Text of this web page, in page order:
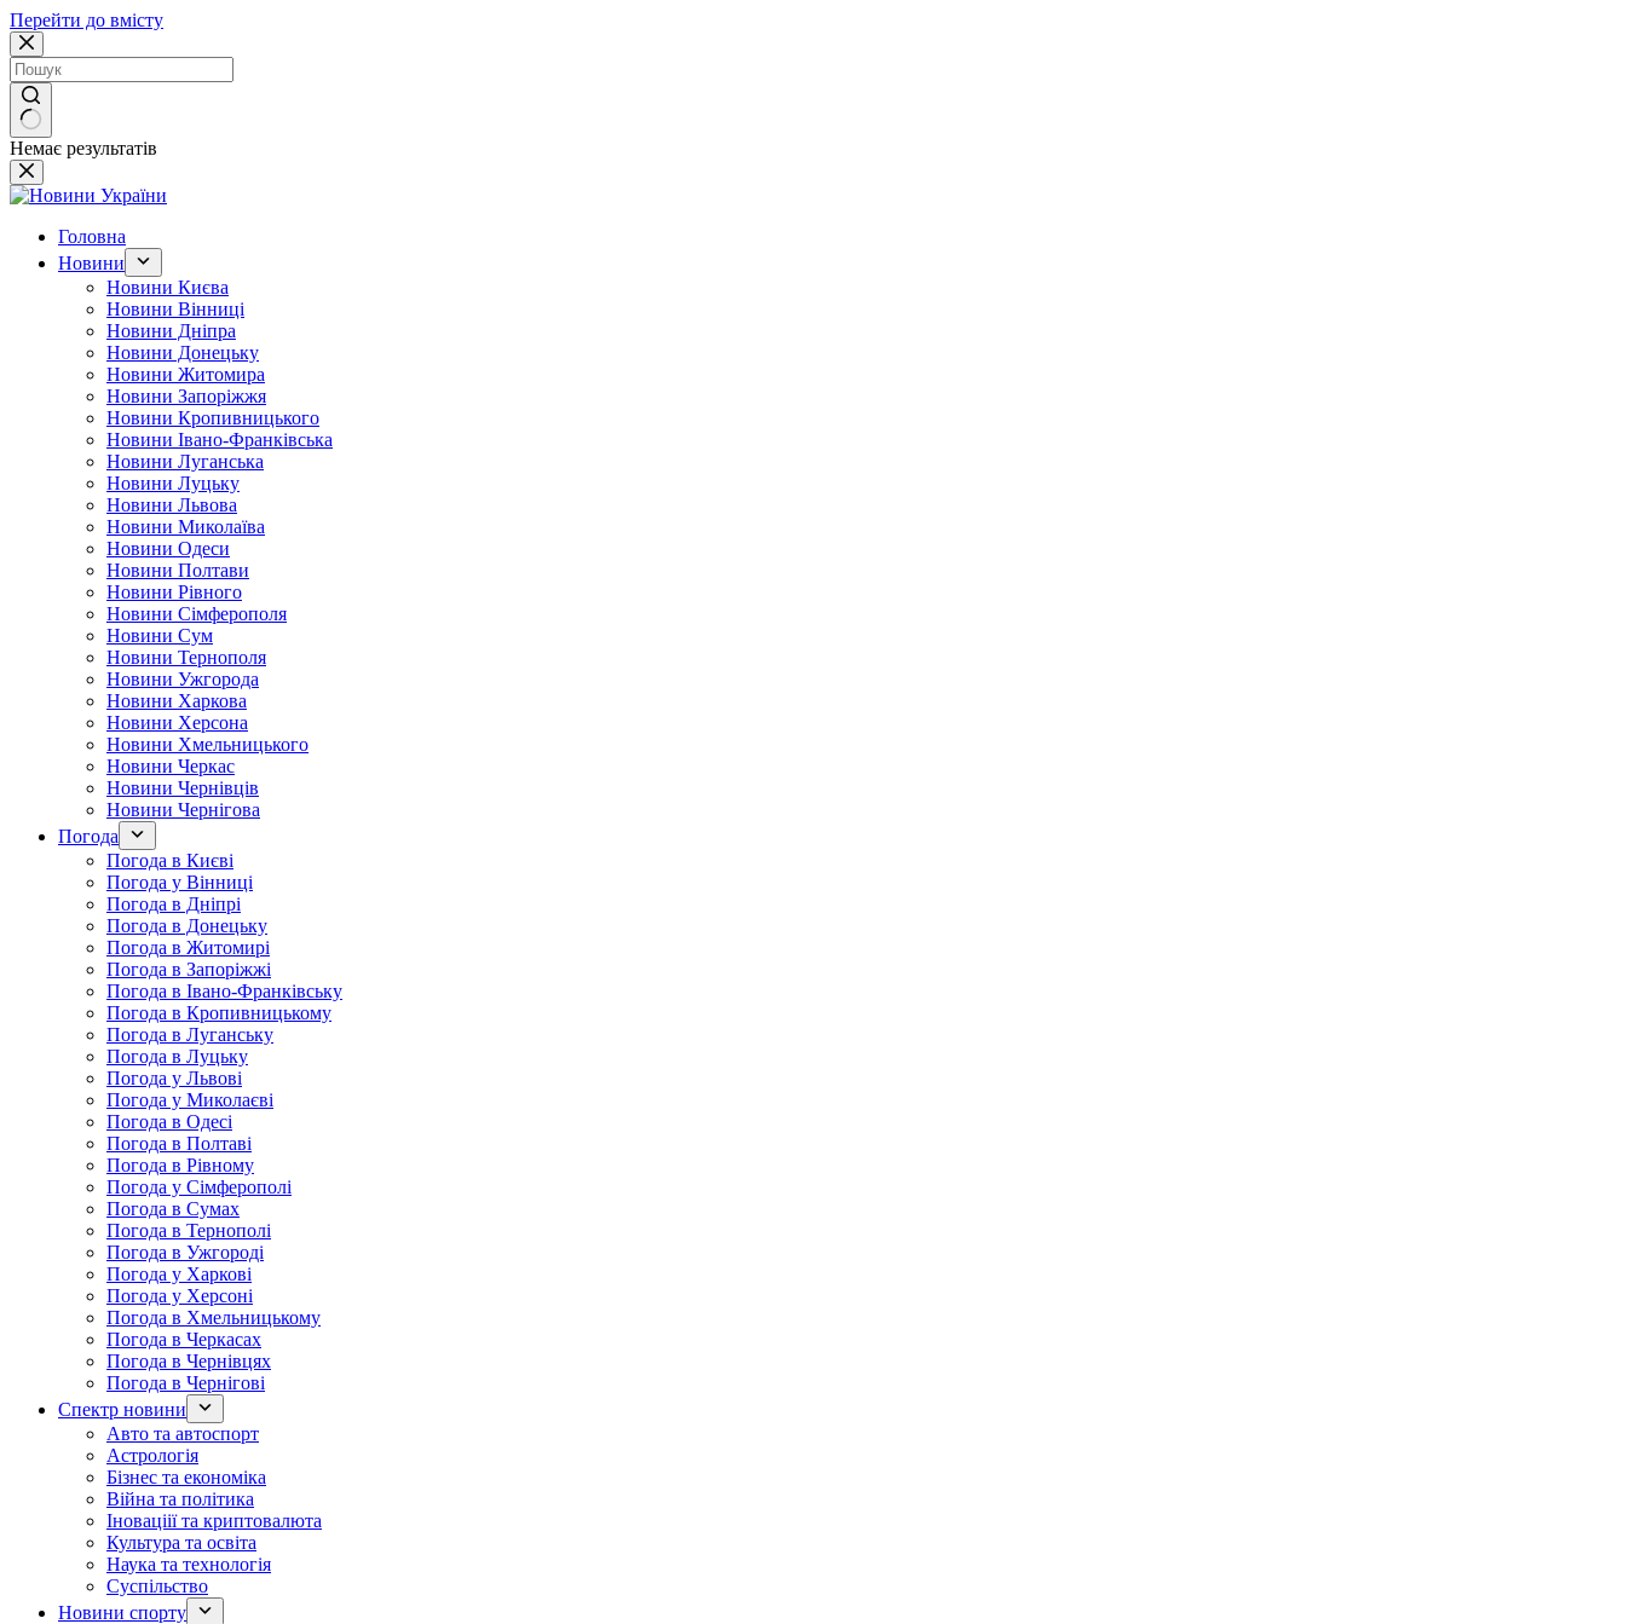
Перейти до вмісту
Немає результатів
Головна
Новини
Новини Києва
Новини Вінниці
Новини Дніпра
Новини Донецьку
Новини Житомира
Новини Запоріжжя
Новини Кропивницького
Новини Івано-Франківська
Новини Луганська
Новини Луцьку
Новини Львова
Новини Миколаїва
Новини Одеси
Новини Полтави
Новини Рівного
Новини Сімферополя
Новини Сум
Новини Тернополя
Новини Ужгорода
Новини Харкова
Новини Херсона
Новини Хмельницького
Новини Черкас
Новини Чернівців
Новини Чернігова
Погода
Погода в Києві
Погода у Вінниці
Погода в Дніпрі
Погода в Донецьку
Погода в Житомирі
Погода в Запоріжжі
Погода в Івано-Франківську
Погода в Кропивницькому
Погода в Луганську
Погода в Луцьку
Погода у Львові
Погода у Миколаєві
Погода в Одесі
Погода в Полтаві
Погода в Рівному
Погода у Сімферополі
Погода в Сумах
Погода в Тернополі
Погода в Ужгороді
Погода у Харкові
Погода у Херсоні
Погода в Хмельницькому
Погода в Черкасах
Погода в Чернівцях
Погода в Чернігові
Спектр новини
Авто та автоспорт
Астрологія
Бізнес та економіка
Війна та політика
Іноваціії та криптовалюта
Культура та освіта
Наука та технологія
Суспільство
Новини спорту